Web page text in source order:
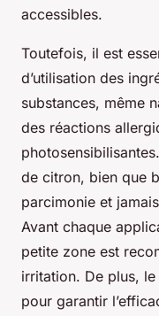
accessibles.
Toutefois, il est
d’utilisation des
substances, même
des réactions
de citron, bien que
parcimonie et
Avant chaque
petite zone est
irritation. De plus,
pour garantir